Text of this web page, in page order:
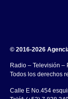
© 2016-2026
Radio – Televisión
Todos los derechos
Calle E No.454